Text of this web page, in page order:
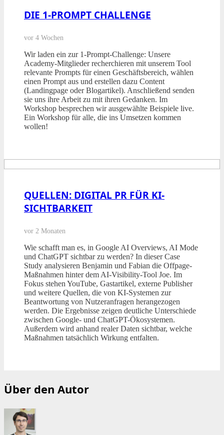
DIE 1-PROMPT CHALLENGE
vor 4 Wochen
Wir laden ein zur 1-Prompt-Challenge: Unsere
Academy-Mitglieder recherchieren mit unserem Tool
relevante Prompts für einen Geschäftsbereich, wählen
einen Prompt aus und erstellen dazu Content
(Landingpage oder Blogartikel). Anschließend senden
sie uns ihre Arbeit zu mit ihren Gedanken. Im
Workshop besprechen wir ausgewählte Beispiele live.
Ein Workshop für alle, die ins Umsetzen kommen
wollen!
QUELLEN: DIGITAL PR FÜR KI-
SICHTBARKEIT
vor 2 Monaten
Wie schafft man es, in Google AI Overviews, AI Mode
und ChatGPT sichtbar zu werden? In dieser Case
Study analysieren Benjamin und Fabian die Offpage-
Maßnahmen hinter dem AI-Visibility-Tool Joe. Im
Fokus stehen YouTube, Gastartikel, externe Publisher
und weitere Quellen, die von KI-Systemen zur
Beantwortung von Nutzeranfragen herangezogen
werden. Die Ergebnisse zeigen deutliche Unterschiede
zwischen Google- und ChatGPT-Ökosystemen.
Außerdem wird anhand realer Daten sichtbar, welche
Maßnahmen tatsächlich Wirkung entfalten.
Über den Autor